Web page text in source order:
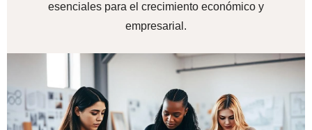
esenciales para el crecimiento económico y
empresarial.